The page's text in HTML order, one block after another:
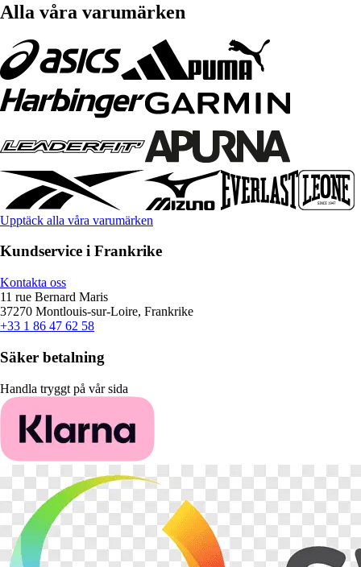
Alla våra varumärken
Upptäck alla våra varumärken
Kundservice i Frankrike
Kontakta oss
11 rue Bernard Maris
37270 Montlouis-sur-Loire, Frankrike
+33 1 86 47 62 58
Säker betalning
Handla tryggt på vår sida